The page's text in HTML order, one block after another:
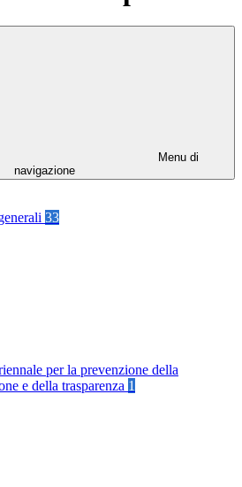
Menu di
navigazione
33
per la prevenzione della
e della trasparenza 1